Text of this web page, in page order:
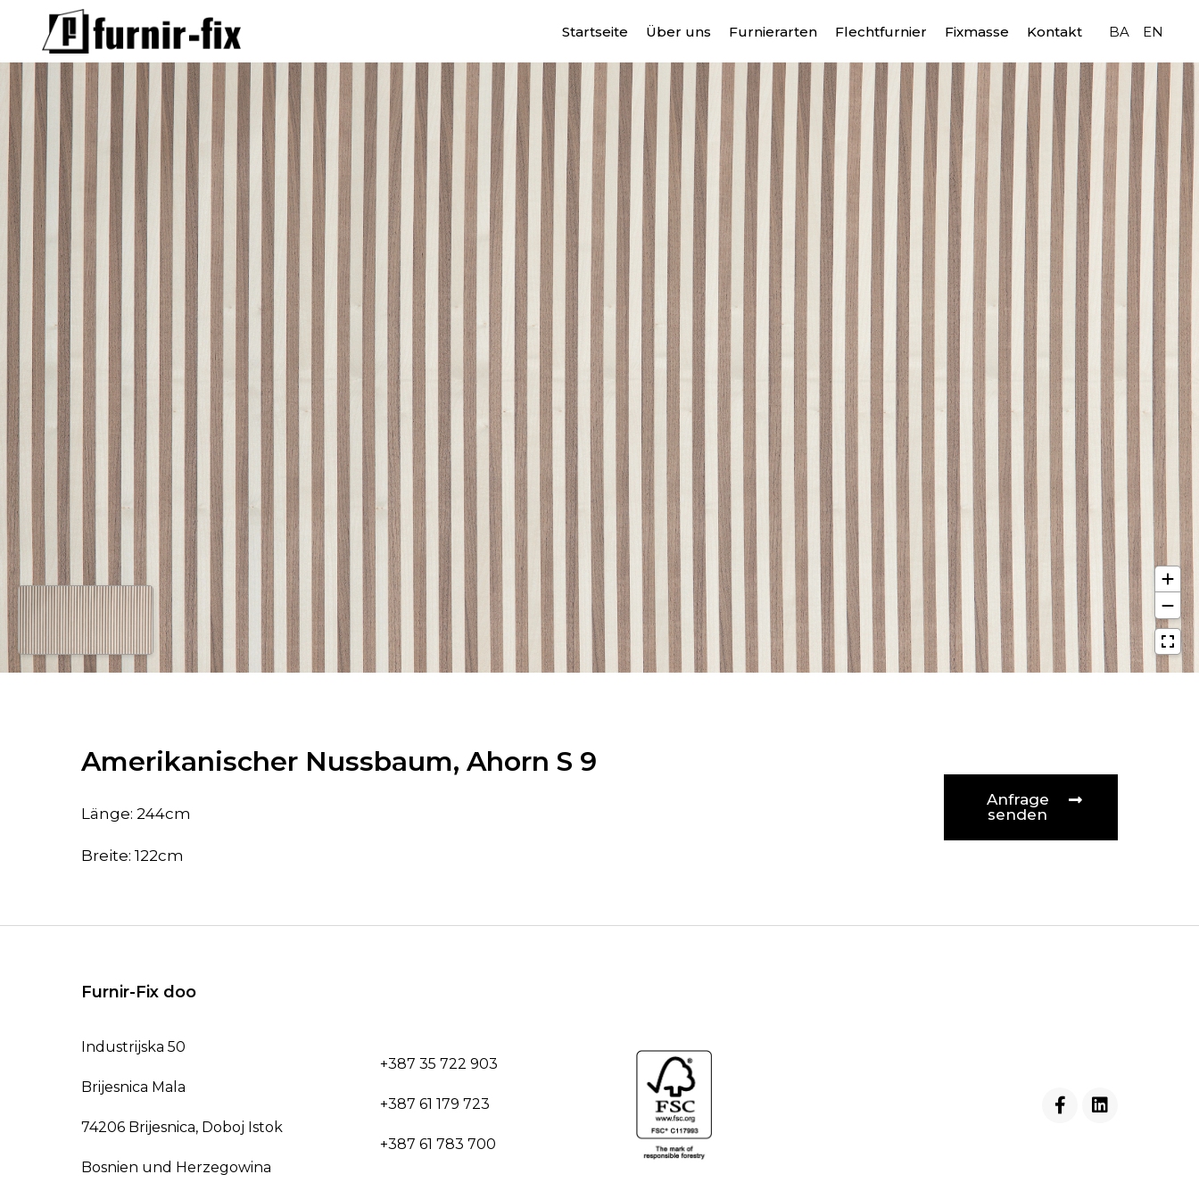
Startseite Über uns Furnierarten Flechtfurnier Fixmasse Kontakt BA EN
Amerikanischer Nussbaum, Ahorn S 9
Länge: 244cm
Breite: 122cm
Anfrage
senden
Furnir-Fix doo
Industrijska 50
Brijesnica Mala
74206 Brijesnica, Doboj Istok
Bosnien und Herzegowina
+387 35 722 903
+387 61 179 723
+387 61 783 700